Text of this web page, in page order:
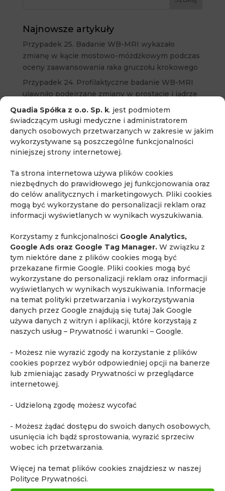
Quadia Spółka z o.o. Sp. k. jest podmiotem
świadczącym usługi medyczne i administratorem
danych osobowych przetwarzanych w zakresie w jakim
wykorzystywane są poszczególne funkcjonalności
niniejszej strony internetowej.
Ta strona internetowa używa plików cookies
niezbędnych do prawidłowego jej funkcjonowania oraz
do celów analitycznych i marketingowych. Pliki cookies
mogą być wykorzystane do personalizacji reklam oraz
informacji wyświetlanych w wynikach wyszukiwania.
Korzystamy z funkcjonalności Google Analytics,
Google Ads oraz Google Tag Manager. W związku z
tym niektóre dane z plików cookies mogą być
przekazane firmie Google. Pliki cookies mogą być
wykorzystane do personalizacji reklam oraz informacji
wyświetlanych w wynikach wyszukiwania. Informacje
na temat polityki przetwarzania i wykorzystywania
danych przez Google znajdują się tutaj Jak Google
używa danych z witryn i aplikacji, które korzystają z
naszych usług – Prywatność i warunki – Google.
- Możesz nie wyrazić zgody na korzystanie z plików
cookies poprzez wybór odpowiedniej opcji na banerze
lub zmieniając zasady Prywatności w przeglądarce
internetowej.
- Udzieloną zgodę możesz wycofać
- Możesz żądać dostępu do swoich danych osobowych,
usunięcia ich bądź sprostowania, wyrazić sprzeciw
wobec ich przetwarzania.
Więcej na temat plików cookies znajdziesz w naszej
Polityce Prywatności.
Najnowsze artykuły
Przypadek 25. Badanie WB-MRI wykazało
zmianę w kącie mostowo-móżdżkowym podczas
oceny zaawansowania raka gruczołu krokowego
Przypadek 24. Profilaktyczne badanie WB-MRI
ujawniło podejrzane zmiany w prostacie i jądrze
u bezobjawowego pacjenta
Przypadek 23. Rak prostaty i nieoczekiwane
wykrycie podejrzanej zmiany jelita grubego w
badaniu WB-MRI
lek. med. Piotr Korzeń
71. edycja kursu „Podstawy rezonansu
magnetycznego i mpMRI gruczołu krokowego
dla klinicystów”
Tagi
Akademia Quadia biopsja fuzyjna biopsja in-bore
biopsja pod kontrolą rezonansu bóle brzucha
choroba Ormonda diagnostyka obrazowa
fakty i mity o MR ginekologia
kontrast w rezonansie kurs dla urologów
Mammografia MR MR całego ciała MR piersi
MR prostaty MR serca MR w endometriozie
najczęstsze pytania o rezonans magnetyczny
powikłania po covid-19 profilaktyka Quadia
rak pęcherza moczowego rezonans dzieci
rezonans głowy rezonans magnetyczny
rezonans magnetyczny całego ciała
rezonans magnetyczny Piaseczno
rezonans magnetyczny piersi